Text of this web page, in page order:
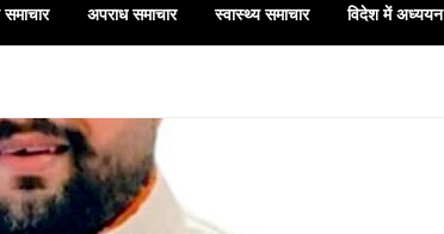
समाचार अपराध समाचार स्वास्थ्य समाचार विदेश में अध्ययन